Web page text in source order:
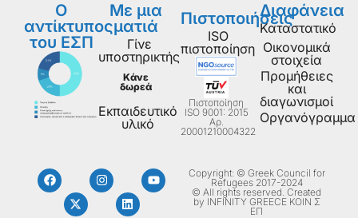
Ο
αντίκτυπος
του ΕΣΠ
Με μια
ματιά
Γίνε
υποστηρικτής
Κάνε
δωρεά
Εκπαιδευτικό
υλικό
Πιστοποιήσεις
ISO
πιστοποίηση
Πιστοποίηση
ISO 9001: 2015
Aρ.
20001210004322
Διαφάνεια
Καταστατικό
Οικονομικά
στοιχεία
Προμήθειες
και
διαγωνισμοί
Οργανόγραμμα
Copyright: © Greek Council for
Refugees 2017-2024
© All rights reserved. Created
by INFINITY GREECE ΚΟΙΝ Σ
ΕΠ